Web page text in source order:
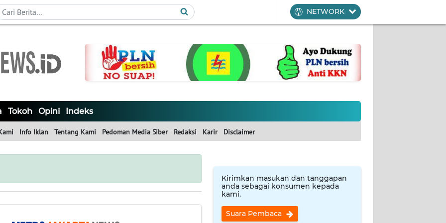
NETWORK
Tokoh Opini Indeks
Info Iklan Tentang Kami Pedoman Media Siber Redaksi Karir Disclaimer
Kirimkan masukan dan tanggapan
anda sebagai konsumen kepada
kami.
Suara Pembaca